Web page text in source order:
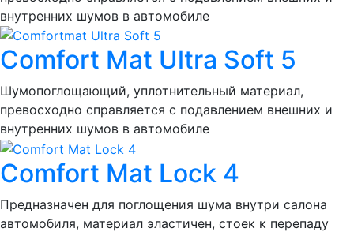
внутренних шумов в автомобиле
Comfort Mat Ultra Soft 5
Шумопоглощающий, уплотнительный материал,
превосходно справляется с подавлением внешних и
внутренних шумов в автомобиле
Comfort Mat Lock 4
Предназначен для поглощения шума внутри салона
автомобиля, материал эластичен, стоек к перепаду